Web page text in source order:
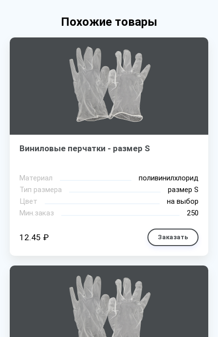
Похожие товары
Виниловые перчатки - размер S
Материал
поливинилхлорид
Тип размера
размер S
Цвет
на выбор
Мин.заказ
250
12.45 ₽ Заказать